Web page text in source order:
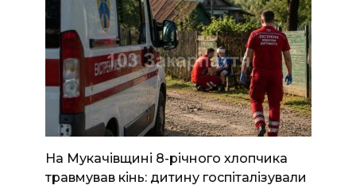
На Мукачівщині 8-річного хлопчика
травмував кінь: дитину госпіталізували